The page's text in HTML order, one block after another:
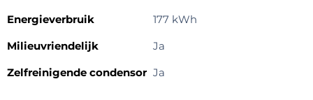
Energieverbruik
177 kWh
Milieuvriendelijk
Ja
Zelfreinigende condensor Ja